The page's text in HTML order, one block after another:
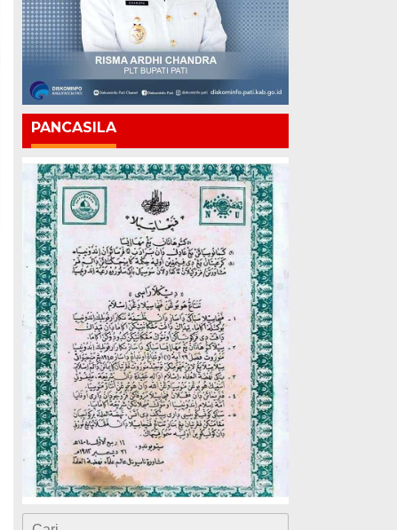
PANCASILA
Cari